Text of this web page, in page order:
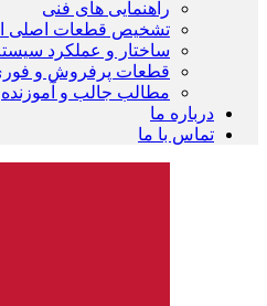
راهنمایی های فنی
تشخیص قطعات اصلی
ساختار و عملکرد
قطعات پرفروش و
مطالب جالب و آموزنده
درباره ما
تماس با ما